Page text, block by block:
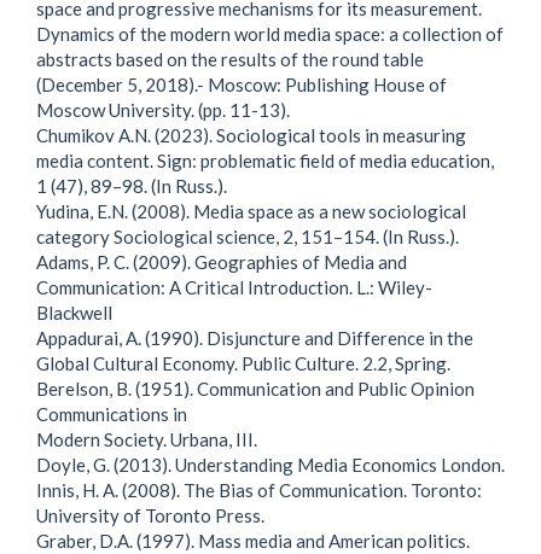
space and progressive mechanisms for its measurement.
Dynamics of the modern world media space: a collection of
abstracts based on the results of the round table
(December 5, 2018).- Moscow: Publishing House of
Moscow University. (pp. 11-13).
Chumikov A.N. (2023). Sociological tools in measuring
media content. Sign: problematic field of media education,
1 (47), 89–98. (In Russ.).
Yudina, E.N. (2008). Media space as a new sociological
category Sociological science, 2, 151–154. (In Russ.).
Adams, P. C. (2009). Geographies of Media and
Communication: A Critical Introduction. L.: Wiley-
Blackwell
Appadurai, A. (1990). Disjuncture and Difference in the
Global Cultural Economy. Public Culture. 2.2, Spring.
Berelson, B. (1951). Communication and Public Opinion
Communications in
Modern Society. Urbana, III.
Doyle, G. (2013). Understanding Media Economics London.
Innis, H. A. (2008). The Bias of Communication. Toronto:
University of Toronto Press.
Graber, D.A. (1997). Mass media and American politics.